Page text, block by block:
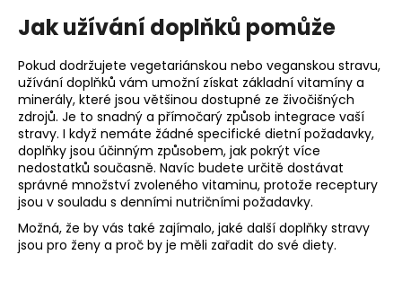
Jak užívání doplňků pomůže
Pokud dodržujete vegetariánskou nebo veganskou stravu,
užívání doplňků vám umožní získat základní vitamíny a
minerály, které jsou většinou dostupné ze živočišných
zdrojů. Je to snadný a přímočarý způsob integrace vaší
stravy. I když nemáte žádné specifické dietní požadavky,
doplňky jsou účinným způsobem, jak pokrýt více
nedostatků současně. Navíc budete určitě dostávat
správné množství zvoleného vitaminu, protože receptury
jsou v souladu s denními nutričními požadavky.
Možná, že by vás také zajímalo, jaké další doplňky stravy
jsou pro ženy a proč by je měli zařadit do své diety.